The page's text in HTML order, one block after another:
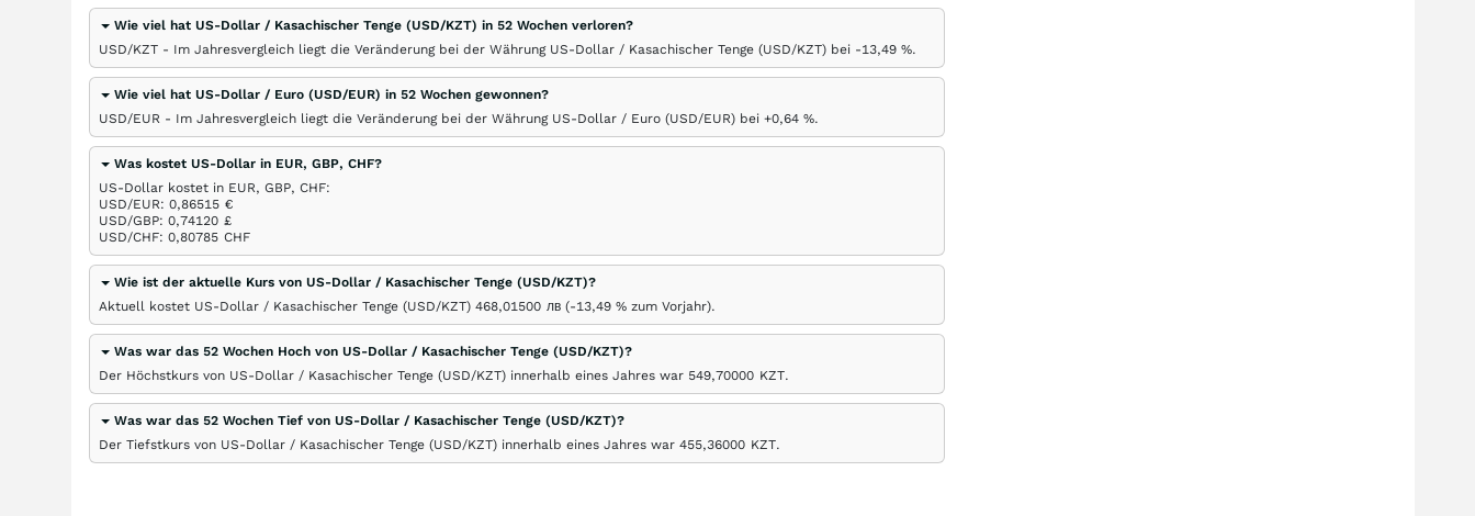
Wie viel hat US-Dollar / Kasachischer Tenge (USD/KZT) in 52 Wochen verloren?
USD/KZT - Im Jahresvergleich liegt die Veränderung bei der Währung US-Dollar / Kasachischer Tenge (USD/KZT) bei -13,49 %.
Wie viel hat US-Dollar / Euro (USD/EUR) in 52 Wochen gewonnen?
USD/EUR - Im Jahresvergleich liegt die Veränderung bei der Währung US-Dollar / Euro (USD/EUR) bei +0,64 %.
Was kostet US-Dollar in EUR, GBP, CHF?
US-Dollar kostet in EUR, GBP, CHF:
USD/EUR: 0,86515 €
USD/GBP: 0,74120 £
USD/CHF: 0,80785 CHF
Wie ist der aktuelle Kurs von US-Dollar / Kasachischer Tenge (USD/KZT)?
Aktuell kostet US-Dollar / Kasachischer Tenge (USD/KZT) 468,01500 лв (-13,49 % zum Vorjahr).
Was war das 52 Wochen Hoch von US-Dollar / Kasachischer Tenge (USD/KZT)?
Der Höchstkurs von US-Dollar / Kasachischer Tenge (USD/KZT) innerhalb eines Jahres war 549,70000 KZT.
Was war das 52 Wochen Tief von US-Dollar / Kasachischer Tenge (USD/KZT)?
Der Tiefstkurs von US-Dollar / Kasachischer Tenge (USD/KZT) innerhalb eines Jahres war 455,36000 KZT.